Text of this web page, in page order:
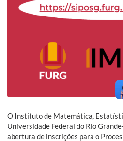
O Instituto de Matemática,
Universidade Federal do Rio
abertura de inscrições para o